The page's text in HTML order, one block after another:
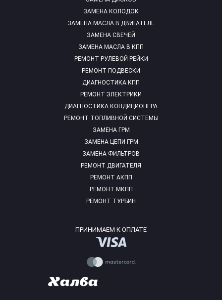
ЗАМЕНА КОЛОДОК
ЗАМЕНА МАСЛА В ДВИГАТЕЛЕ
ЗАМЕНА СВЕЧЕЙ
ЗАМЕНА МАСЛА В КПП
РЕМОНТ РУЛЕВОЙ РЕЙКИ
РЕМОНТ ПОДВЕСКИ
ДИАГНОСТИКА КПП
РЕМОНТ ЭЛЕКТРИКИ
ДИАГНОСТИКА КОНДИЦИОНЕРА
РЕМОНТ ТОПЛИВНОЙ СИСТЕМЫ
ЗАМЕНА ГРМ
ЗАМЕНА ЦЕПИ ГРМ
ЗАМЕНА ФИЛЬТРОВ
РЕМОНТ ДВИГАТЕЛЯ
РЕМОНТ АКПП
РЕМОНТ МКПП
РЕМОНТ ТУРБИН
ПРИНИМАЕМ К ОПЛАТЕ